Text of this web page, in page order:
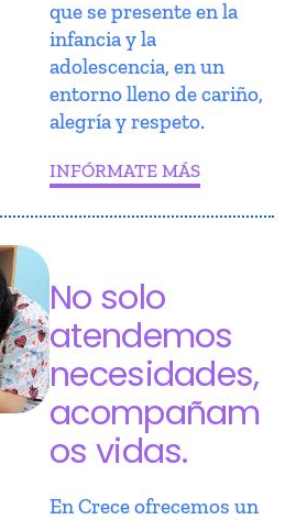
que se presente en la
infancia y la
adolescencia, en un
entorno lleno de cariño,
alegría y respeto.
INFÓRMATE MÁS
No solo
atendemos
necesidades,
acompañam
os vidas.
En Crece ofrecemos un